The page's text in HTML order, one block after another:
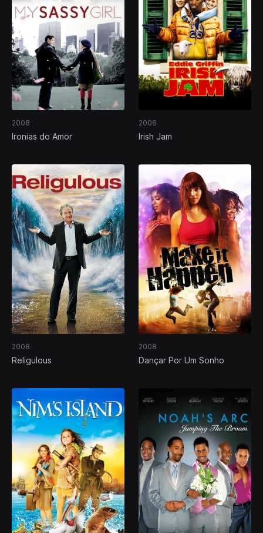
2008
Ironias do Amor
2006
Irish Jam
2008
Religulous
2008
Dançar Por Um Sonho